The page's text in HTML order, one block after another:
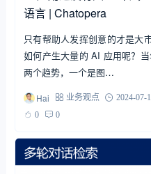
语言 | Chatopera
只有帮助人发挥创意的才是大
如何产生大量的 AI 应用呢？
两个趋势，一个是图…
Hai 业务观点 2024-07-
0
0